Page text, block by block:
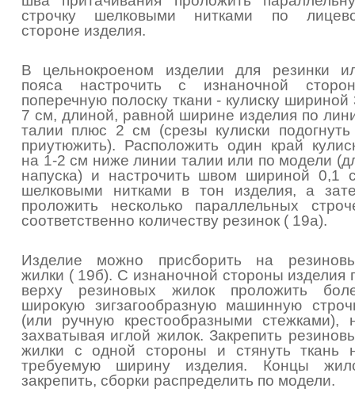
строчку шелковыми нитками по
стороне изделия.
В цельнокроеном изделии для резинки
пояса настрочить с изнаночной
поперечную полоску ткани - кулиску шириной
7 см, длиной, равной ширине изделия по
талии плюс 2 см (срезы кулиски
приутюжить). Расположить один край
на 1-2 см ниже линии талии или по модели
напуска) и настрочить швом шириной 0,1
шелковыми нитками в тон изделия, а
проложить несколько параллельных
соответственно количеству резинок ( 19а).
Изделие можно присборить на
жилки ( 19б). С изнаночной стороны изделия
верху резиновых жилок проложить
широкую зигзагообразную машинную
(или ручную крестообразными стежками),
захватывая иглой жилок. Закрепить
жилки с одной стороны и стянуть ткань
требуемую ширину изделия. Концы
закрепить, сборки распределить по модели.